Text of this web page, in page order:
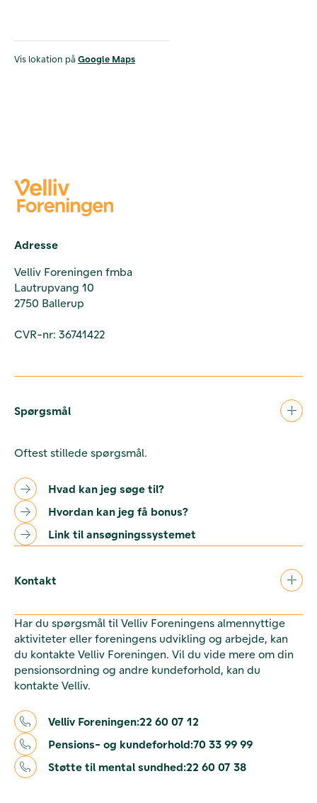
Vis lokation på Google Maps
Adresse
Velliv Foreningen fmba
Lautrupvang 10
2750 Ballerup
CVR-nr: 36741422
Spørgsmål
Oftest stillede spørgsmål.
Hvad kan jeg søge til?
Hvordan kan jeg få bonus?
Link til ansøgningssystemet
Kontakt
Har du spørgsmål til Velliv Foreningens almennyttige
aktiviteter eller foreningens udvikling og arbejde, kan
du kontakte Velliv Foreningen. Vil du vide mere om din
pensionsordning og andre kundeforhold, kan du
kontakte Velliv.
Velliv Foreningen:22 60 07 12
Pensions- og kundeforhold:70 33 99 99
Støtte til mental sundhed:22 60 07 38